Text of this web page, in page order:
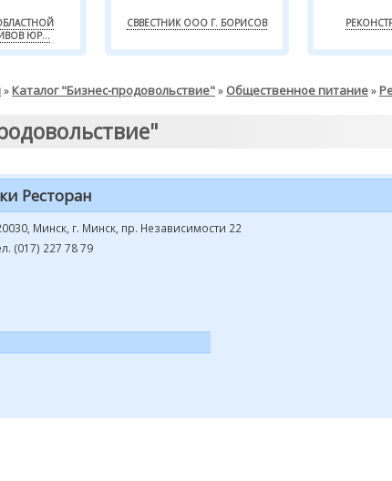
ЮР...
СВВЕСТНИК ООО Г. БОРИСОВ
» Каталог "Бизнес-продовольствие"» Общественное питание»
Ресторан
Минск, г. Минск, пр. Независимости 22
(017) 227 78 79